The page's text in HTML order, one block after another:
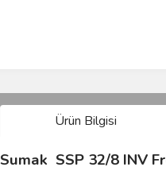
Ürün Bilgisi
Sumak SSP 32/8 INV